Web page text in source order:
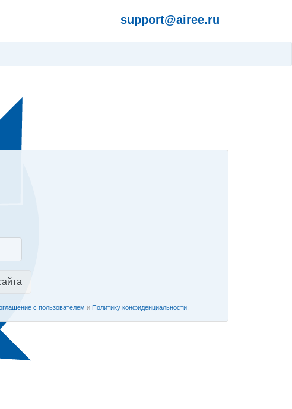
support@airee.ru
с пользователем и Политику конфиденциальности.